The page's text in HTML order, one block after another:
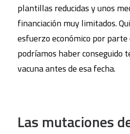
plantillas reducidas y unos
financiación muy limitados.
esfuerzo económico por
podríamos haber conseguido
vacuna antes de esa fecha.
Las mutaciones